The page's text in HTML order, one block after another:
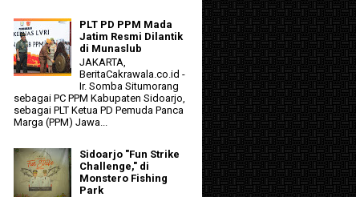
PLT PD PPM Mada
Jatim Resmi Dilantik
di Munaslub
JAKARTA,
BeritaCakrawala.co.id -
Ir. Somba Situmorang
sebagai PC PPM Kabupaten Sidoarjo,
sebagai PLT Ketua PD Pemuda Panca
Marga (PPM) Jawa...
Sidoarjo "Fun Strike
Challenge," di
Monstero Fishing
Park